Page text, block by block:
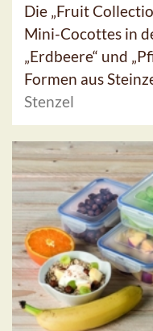
Die „Fruit
Mini-Cocottes in
„Erdbeere“ und
Formen aus
Stenzel